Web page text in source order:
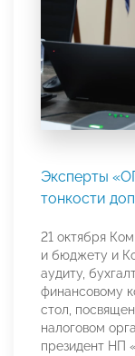
Эксперты
тонкости
21 октября
и бюджету и
аудиту,
финансовому
стол,
налоговом
президент НП